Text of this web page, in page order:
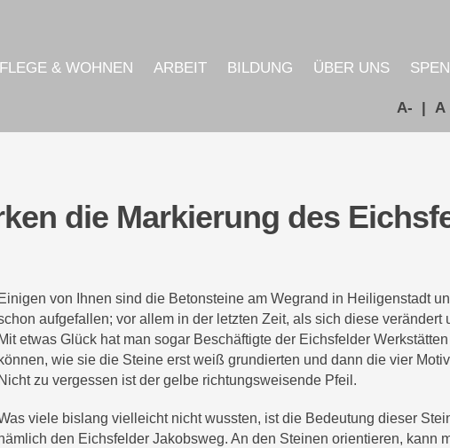
& WOHNEN ARBEIT BILDUNG ÜBER UNS
A- |
die Markierung des
Einigen von Ihnen sind die Betonsteine am Wegrand in Heiligenstadt
aufgefallen; vor allem in der letzten Zeit, als sich diese verändert
Mit etwas Glück hat man sogar Beschäftigte der Eichsfelder
können, wie sie die Steine erst weiß grundierten und dann die vier
Nicht zu vergessen ist der gelbe richtungsweisende Pfeil.
viele bislang vielleicht nicht wussten, ist die Bedeutung dieser
den Eichsfelder Jakobsweg. An den Steinen orientieren, kann